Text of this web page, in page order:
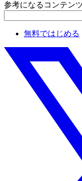
参考になるコンテン
無料ではじめる